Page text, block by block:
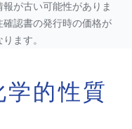
が古い可能性がありま
確認書の発行時の価格が
ます。
学的性質